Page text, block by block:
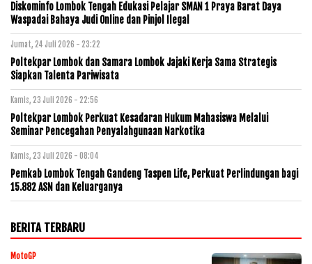
Diskominfo Lombok Tengah Edukasi Pelajar SMAN 1 Praya Barat Daya
Waspadai Bahaya Judi Online dan Pinjol Ilegal
Jumat, 24 Juli 2026 - 23:22
Poltekpar Lombok dan Samara Lombok Jajaki Kerja Sama Strategis
Siapkan Talenta Pariwisata
Kamis, 23 Juli 2026 - 22:56
Poltekpar Lombok Perkuat Kesadaran Hukum Mahasiswa Melalui
Seminar Pencegahan Penyalahgunaan Narkotika
Kamis, 23 Juli 2026 - 08:04
Pemkab Lombok Tengah Gandeng Taspen Life, Perkuat Perlindungan bagi
15.882 ASN dan Keluarganya
BERITA TERBARU
MotoGP